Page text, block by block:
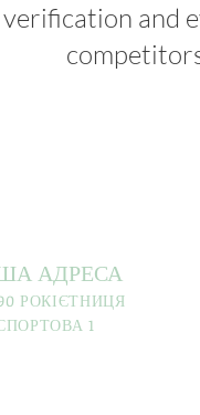
and
АДРЕСА
РОКІЄТНИЦЯ
1